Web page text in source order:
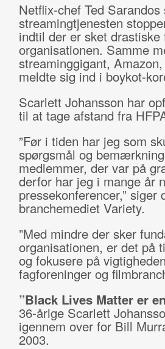
Netflix-chef Ted
streamingtjenesten
indtil der er sket drastiske
organisationen. Samme
streaminggigant,
meldte sig ind i boykot-
Scarlett Johansson har
til at tage afstand fra
”Før i tiden har jeg som
spørgsmål og
medlemmer, der var på
derfor har jeg i mange år
pressekonferencer,”
branchemediet Variety.
”Med mindre der sker
organisationen, er det på
og fokusere på
fagforeninger og
”Black Lives Matter er
36-årige Scarlett
igennem over for Bill
2003.